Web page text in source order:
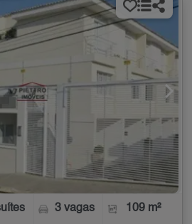
3 vagas 109 m²